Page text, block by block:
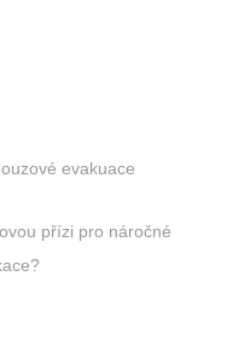
evakuace
přízi pro náročné